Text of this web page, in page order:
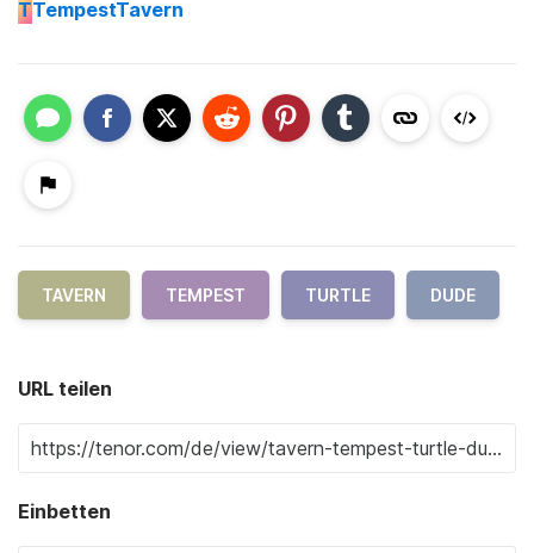
TTempestTavern
TAVERN TEMPEST TURTLE DUDE
URL teilen
Einbetten